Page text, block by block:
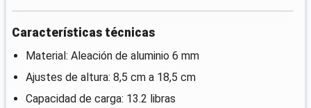
Características técnicas
Material: Aleación de aluminio 6 mm
Ajustes de altura: 8,5 cm a 18,5 cm
Capacidad de carga: 13.2 libras